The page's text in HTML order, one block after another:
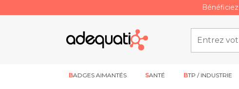
BADGES AIMANTÉS SANTÉ BTP / INDUSTRIE